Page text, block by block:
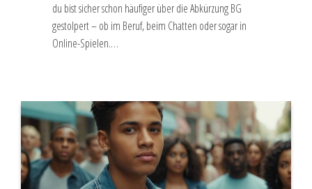
du bist sicher schon häufiger über die Abkürzung BG
gestolpert – ob im Beruf, beim Chatten oder sogar in
Online-Spielen.…